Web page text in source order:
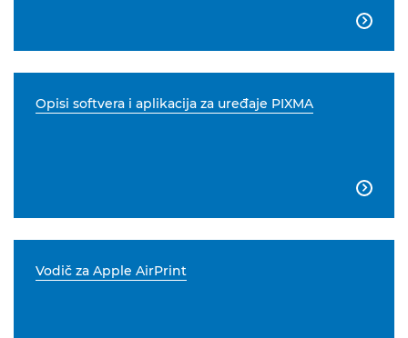

Opisi softvera i aplikacija za uređaje PIXMA

Vodič za Apple AirPrint